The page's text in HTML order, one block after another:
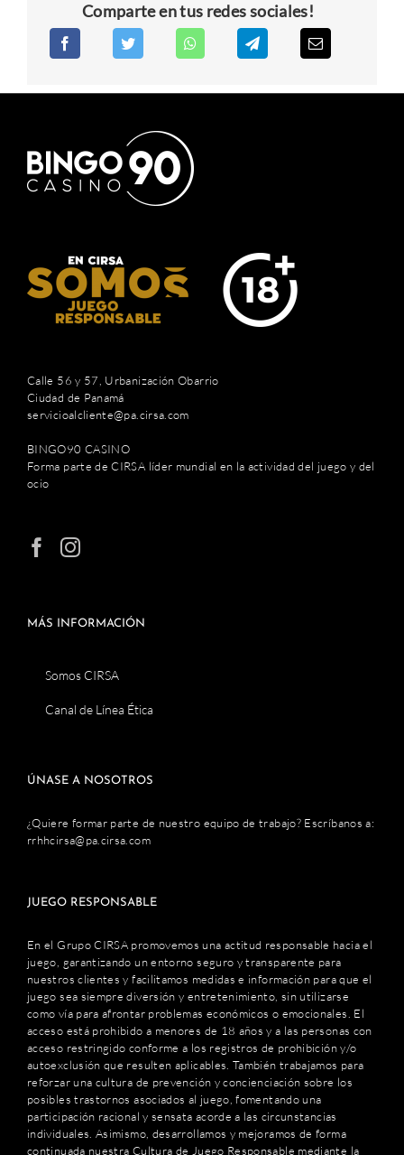
Comparte en tus redes sociales!
Calle 56 y 57, Urbanización Obarrio
Ciudad de Panamá
servicioalcliente@pa.cirsa.com
BINGO90 CASINO
Forma parte de CIRSA líder mundial en la actividad del juego y del
ocio
MÁS INFORMACIÓN
Somos CIRSA
Canal de Línea Ética
ÚNASE A NOSOTROS
¿Quiere formar parte de nuestro equipo de trabajo? Escríbanos a:
rrhhcirsa@pa.cirsa.com
JUEGO RESPONSABLE
En el Grupo CIRSA promovemos una actitud responsable hacia el
juego, garantizando un entorno seguro y transparente para
nuestros clientes y facilitamos medidas e información para que el
juego sea siempre diversión y entretenimiento, sin utilizarse
como vía para afrontar problemas económicos o emocionales. El
acceso está prohibido a menores de 18 años y a las personas con
acceso restringido conforme a los registros de prohibición y/o
autoexclusión que resulten aplicables. También trabajamos para
reforzar una cultura de prevención y concienciación sobre los
posibles trastornos asociados al juego, fomentando una
participación racional y sensata acorde a las circunstancias
individuales. Asimismo, desarrollamos y mejoramos de forma
continuada nuestra Cultura de Juego Responsable mediante la